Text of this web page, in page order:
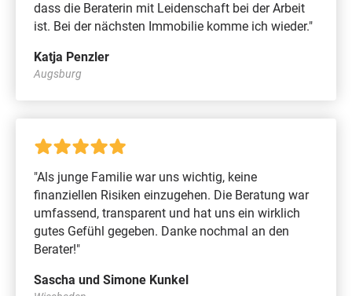
dass die Beraterin mit Leidenschaft bei der Arbeit
ist. Bei der nächsten Immobilie komme ich wieder."
Katja Penzler
Augsburg
"Als junge Familie war uns wichtig, keine
finanziellen Risiken einzugehen. Die Beratung war
umfassend, transparent und hat uns ein wirklich
gutes Gefühl gegeben. Danke nochmal an den
Berater!"
Sascha und Simone Kunkel